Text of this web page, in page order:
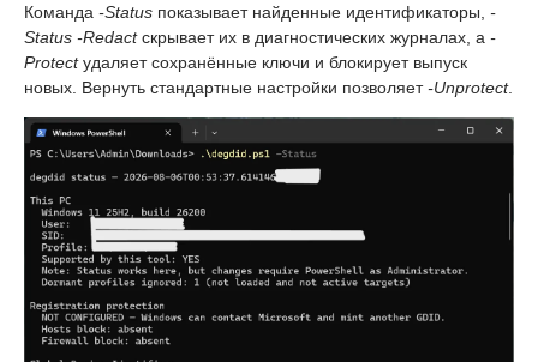
Команда -Status показывает найденные идентификаторы, -
Status -Redactскрывает их в диагностических журналах, а -
Protectудаляет сохранённые ключи и блокирует выпуск
новых. Вернуть стандартные настройки позволяет-Unprotect.